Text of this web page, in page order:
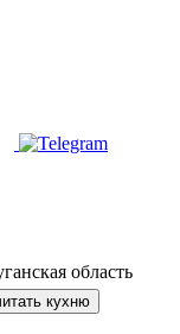
область
кухню